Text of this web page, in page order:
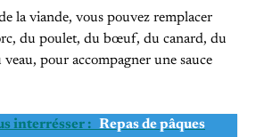
la viande, vous pouvez remplacer
du poulet, du bœuf, du canard, du
pour accompagner une sauce
interrésser : Repas de pâques